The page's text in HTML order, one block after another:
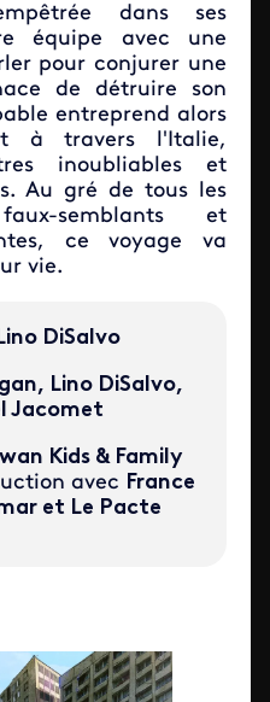
dans ses
équipe avec une
pour conjurer une
de détruire son
entreprend alors
à travers l'Italie,
inoubliables et
Au gré de tous les
semblants et
ce voyage va
vie.
DiSalvo
Lino DiSalvo,
Jacomet
Kids & Family
avec France
et Le Pacte